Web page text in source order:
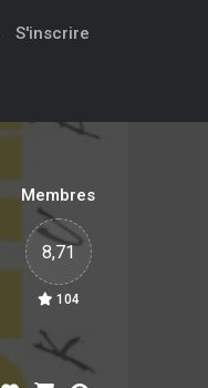
S'inscrire
Membres
8,71
104